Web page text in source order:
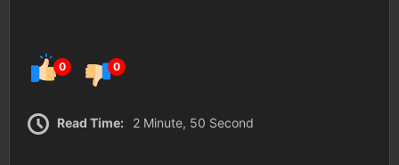
0 0
Read Time: 2 Minute, 50 Second